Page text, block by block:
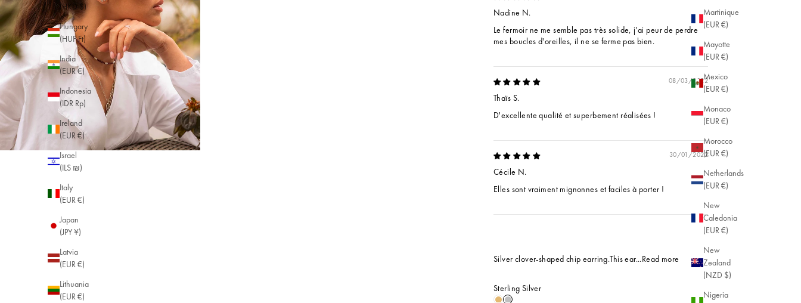
Martinique
(EUR €)
Mayotte
(EUR €)
Mexico
(EUR €)
Monaco
(EUR €)
Morocco
(EUR €)
Netherlands
(EUR €)
New
Caledonia
(EUR €)
New
Zealand
(NZD $)
Nigeria
(HKD $)
Hungary
(HUF Ft)
India
(EUR €)
Indonesia
(IDR Rp)
Ireland
(EUR €)
Israel
(ILS ₪)
Italy
(EUR €)
Japan
(JPY ¥)
Latvia
(EUR €)
Lithuania
(EUR €)
Nadine N.
Le fermoir ne me semble pas très solide, j'ai peur de perdre
mes boucles d'oreilles, il ne se ferme pas bien.
08/03/2022
Thaïs S.
D'excellente qualité et superbement réalisées !
30/01/2022
Cécile N.
Elles sont vraiment mignonnes et faciles à porter !
Silver clover-shaped chip earring.This ear...Read more
Sterling Silver